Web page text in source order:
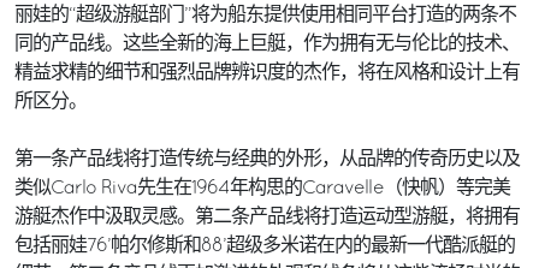
丽娃的“超级游艇部门”将为船东提供使用相同平台打造的两条不
同的产品线。这些全新的海上巨艇，作为拥有无与伦比的技术、
精益求精的细节和强烈品牌辨识度的杰作，将在风格和设计上有
所区分。
第一条产品线将打造传统与经典的外形，从品牌的传奇历史以及
类似Carlo Riva先生在1964年构思的Caravelle（快帆）等完美
游艇杰作中汲取灵感。第二条产品线将打造运动型游艇，将拥有
包括丽娃76’帕尔修斯和88’超级多米诺在内的最新一代酷派艇的